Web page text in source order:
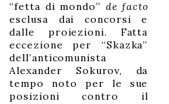
“fetta di mondo” de facto
esclusa dai concorsi e
dalle proiezioni. Fatta
eccezione per “Skazka”
dell’anticomunista
Alexander Sokurov, da
tempo noto per le sue
posizioni contro il